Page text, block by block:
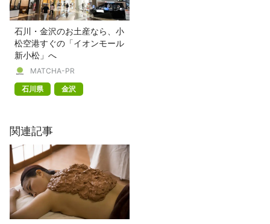
石川・金沢のお土産なら、小
松空港すぐの「イオンモール
新小松」へ
MATCHA-PR
石川県
金沢
関連記事